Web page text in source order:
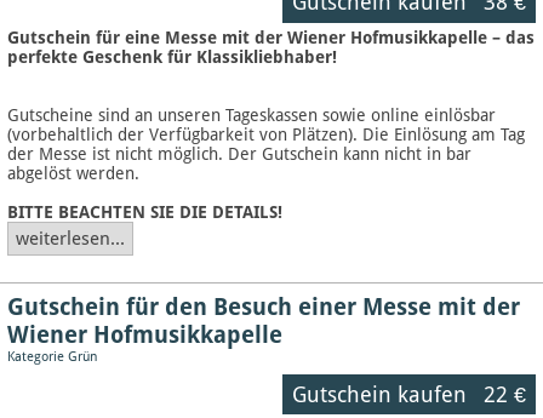
Gutschein für eine Messe mit der Wiener Hofmusikkapelle – das
perfekte Geschenk für Klassikliebhaber!
Gutscheine sind an unseren Tageskassen sowie online einlösbar
(vorbehaltlich der Verfügbarkeit von Plätzen). Die Einlösung am Tag
der Messe ist nicht möglich. Der Gutschein kann nicht in bar
abgelöst werden.
BITTE BEACHTEN SIE DIE DETAILS!
weiterlesen...
Gutschein für den Besuch einer Messe mit der
Wiener Hofmusikkapelle
Kategorie Grün
Gutschein kaufen 22 €